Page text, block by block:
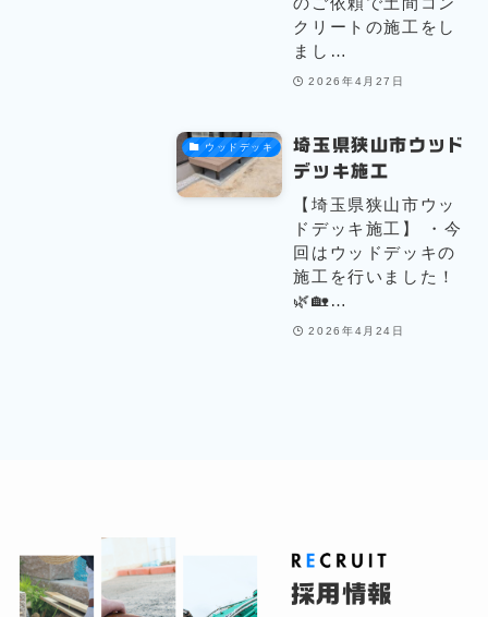
クリートの施工をし
まし…
2026年4月27日
ウッドデッキ
埼玉県狭山市ウッド
デッキ施工
【埼玉県狭山市ウッ
ドデッキ施工】 ・今
回はウッドデッキの
施工を行いました！
🌿🏡…
2026年4月24日
採用情報